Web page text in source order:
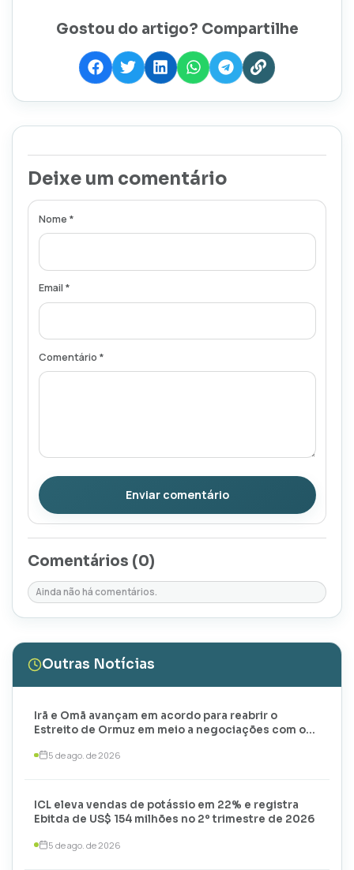
Gostou do artigo? Compartilhe
Deixe um comentário
Nome *
Email *
Comentário *
Enviar comentário
Comentários (0)
Ainda não há comentários.
Outras Notícias
Irã e Omã avançam em acordo para reabrir o
Estreito de Ormuz em meio a negociações com os
5 de ago. de 2026
ICL eleva vendas de potássio em 22% e registra
Ebitda de US$ 154 milhões no 2º trimestre de 2026
5 de ago. de 2026